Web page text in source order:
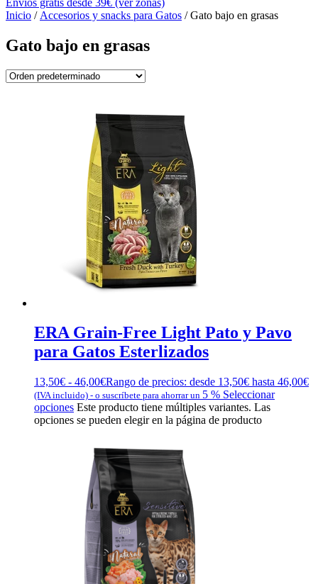
Inicio / Accesorios y snacks para Gatos / Gato bajo en grasas
Gato bajo en grasas
ERA Grain-Free Light Pato y Pavo
para Gatos Esterlizados
13,50€ - 46,00€Rango de precios: desde 13,50€ hasta 46,00€
(IVA incluido) - o suscríbete para ahorrar un 5 % Seleccionar
opciones Este producto tiene múltiples variantes. Las
opciones se pueden elegir en la página de producto